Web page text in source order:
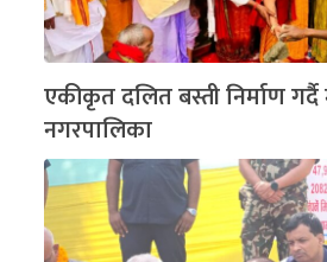
एकीकृत दलित बस्ती निर्माण
नगरपालिका